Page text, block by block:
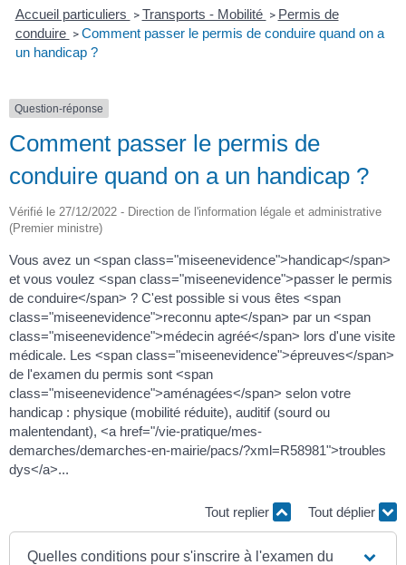
Accueil particuliers > Transports - Mobilité > Permis de
conduire > Comment passer le permis de conduire quand on a
un handicap ?
Question-réponse
Comment passer le permis de
conduire quand on a un handicap ?
Vérifié le 27/12/2022 - Direction de l'information légale et administrative
(Premier ministre)
Vous avez un <span class="miseenevidence">handicap</span>
et vous voulez <span class="miseenevidence">passer le permis
de conduire</span> ? C'est possible si vous êtes <span
class="miseenevidence">reconnu apte</span> par un <span
class="miseenevidence">médecin agréé</span> lors d'une visite
médicale. Les <span class="miseenevidence">épreuves</span>
de l'examen du permis sont <span
class="miseenevidence">aménagées</span> selon votre
handicap : physique (mobilité réduite), auditif (sourd ou
malentendant), <a href="/vie-pratique/mes-
demarches/demarches-en-mairie/pacs/?xml=R58981">troubles
dys</a>...
Tout replier Tout déplier
Quelles conditions pour s'inscrire à l'examen du